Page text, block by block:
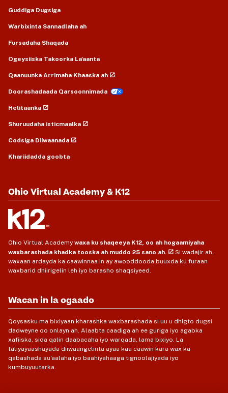
Guddiga Dugsiga
Warbixinta Sannadlaha ah
Fursadaha Shaqada
Ogeysiiska Takoorka La'aanta
Qaanuunka Arrimaha Khaaska ah
Doorashadaada Qarsoonnimada
Helitaanka
Shuruudaha isticmaalka
Codsiga Diiwaanada
Khariidadda goobta
Ohio Virtual Academy & K12
Ohio Virtual Academy waxa ku shaqeeya K12, oo ah hogaamiyaha
waxbarashada khadka tooska ah muddo 25 sano ah.
Si wadajir ah,
waxaan ardayda ka caawinnaa in ay awooddooda buuxda ku furaan
waxbarid dhiirigelin leh iyo barasho shaqsiyeed.
Wacan in la ogaado
Qoysasku ma bixiyaan kharashka waxbarashada si uu u dhigto dugsi
dadweyne oo onlayn ah. Alaabta caadiga ah ee guriga iyo agabka
xafiiska, sida qalin daabacaha iyo warqada, lama bixiyo. La
taliyayaashayada diiwaangelinta ayaa kaa caawin kara wax ka
qabashada su'aalaha iyo baahiyahaaga tignoolajiyada iyo
kumbuyuutarka.